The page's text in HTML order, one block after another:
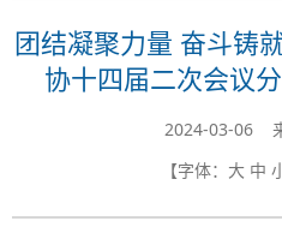
团结凝聚力量 奋斗
协十四届二次会议
2024-03-06
【字体： 大 中